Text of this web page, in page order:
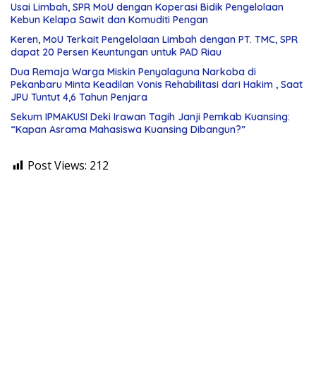
Usai Limbah, SPR MoU dengan Koperasi Bidik Pengelolaan
Kebun Kelapa Sawit dan Komuditi Pengan
Keren, MoU Terkait Pengelolaan Limbah dengan PT. TMC, SPR
dapat 20 Persen Keuntungan untuk PAD Riau
Dua Remaja Warga Miskin Penyalaguna Narkoba di
Pekanbaru Minta Keadilan Vonis Rehabilitasi dari Hakim , Saat
JPU Tuntut 4,6 Tahun Penjara
Sekum IPMAKUSI Deki Irawan Tagih Janji Pemkab Kuansing:
“Kapan Asrama Mahasiswa Kuansing Dibangun?”
Post Views: 212